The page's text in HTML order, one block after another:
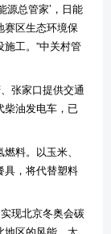
源总管家’，日能
赛区生态环境保
工。”中关村管
张家口提供交通
柴油发电车，已
料。以玉米、
具，将代替塑料
现北京冬奥会碳